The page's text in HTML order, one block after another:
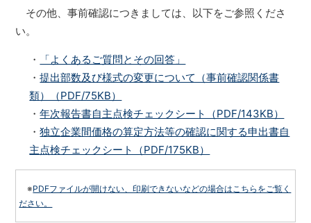
その他、事前確認につきましては、以下をご参照くださ
い。
・
「よくあるご質問とその回答」
・提出部数及び様式の変更について（事前確認関係書
類）（PDF/75KB）
・年次報告書自主点検チェックシート（PDF/143KB）
・独立企業間価格の算定方法等の確認に関する申出書自
主点検チェックシート（PDF/175KB）
※PDFファイルが開けない、印刷できないなどの場合はこちらをご覧く
ださい。